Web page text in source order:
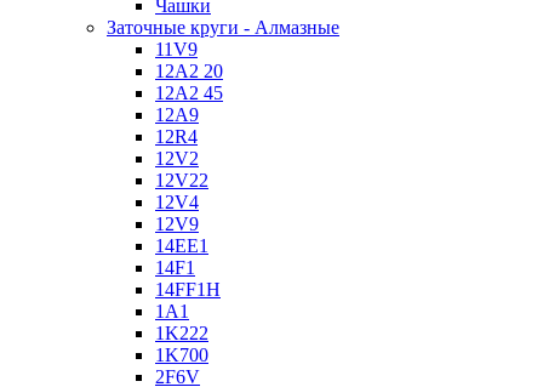
Чашки
Заточные круги - Алмазные
11V9
12A2 20
12A2 45
12A9
12R4
12V2
12V22
12V4
12V9
14EE1
14F1
14FF1H
1A1
1K222
1K700
2F6V